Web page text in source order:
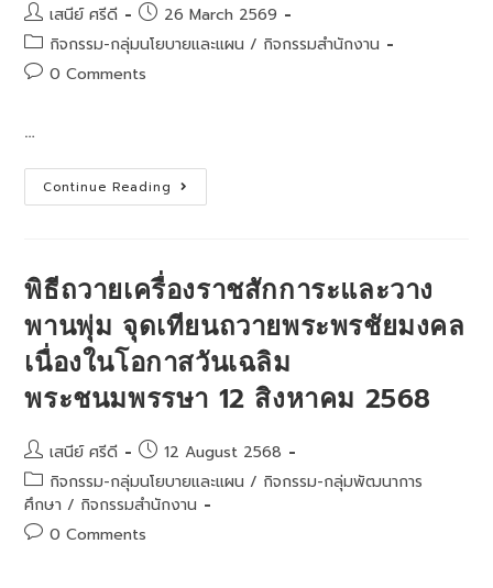
ศึกษา
บุคลากร
การ
จัด
ทำ
ใช้
เทคโนโลยี
ปัญญา
ประดิษฐ์(AI)
เพื่อ
การ
พัฒนา
ยั่งยืน
ศึกษา
Post
author:
เสนีย์ ศรีดี
Post
published:
26 March 2569
Post
category:
กิจกรรม-กลุ่มนโยบายและแผน / กิจกรรมสำนักงาน
Post0 Comments
…
Continue Reading ประชุม
คณะ
ราชการ
เชิง
ยุทธศาสตร์
ครั้ง
ที่
1/2569
พิธีถวายเครื่องราชสักการะและวาง
พานพุ่ม จุดเทียนถวายพระพรชัยมงคล
เนื่องในโอกาสวันเฉลิม
พระชนมพรรษา 12 สิงหาคม 2568
Post
author:
เสนีย์ ศรีดี
Post
published:
12 August 2568
Post
category:
กิจกรรม-กลุ่มนโยบายและแผน / กิจกรรม-กลุ่มพัฒนาการ
ศึกษา / กิจกรรมสำนักงาน
Post0 Comments